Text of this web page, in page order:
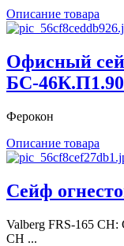
Описание товара
Офисный
БС-
Ферокон
Описание товара
Сейф
Valberg FRS-165
CH ...